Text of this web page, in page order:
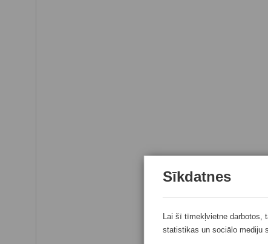
Sīkdatnes
Lai šī tīmekļvietne darbotos,
statistikas un sociālo mediju